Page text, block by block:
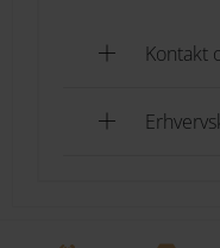
Nej takKontakt